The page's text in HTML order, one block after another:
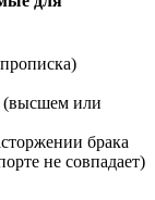
(высшем или
брака
не совпадает)